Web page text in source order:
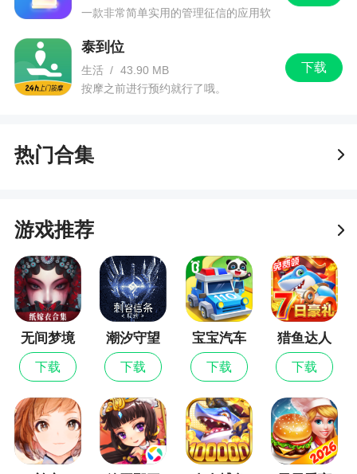
一款非常简单实用的管理征信的应用软
下载
泰到位
生活 / 43.90 MB
按摩之前进行预约就行了哦。
热门合集
游戏推荐
无间梦境
下载
潮汐守望
者
下载
宝宝汽车
城市
下载
猎鱼达人
下载